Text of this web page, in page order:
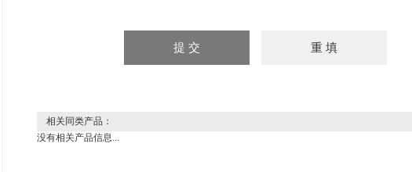
相关同类产品：
没有相关产品信息...